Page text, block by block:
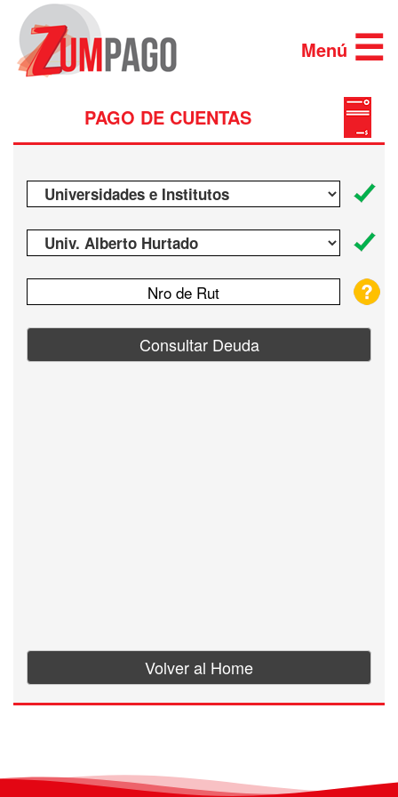
×
×☰
Menú
PAGO DE CUENTAS